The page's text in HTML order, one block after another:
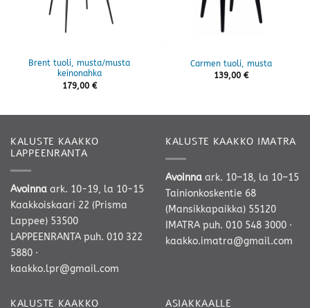
Brent tuoli, musta/musta
keinonahka
179,00 €
Carmen tuoli, musta
139,00 €
KALUSTE KAAKKO
LAPPEENRANTA
Avoinna ark. 10-19, la 10-15
Kaakkoiskaari 22 (Prisma
Lappee) 53500
LAPPEENRANTA puh. 010 322
5880 ·
kaakko.lpr@gmail.com
KALUSTE KAAKKO IMATRA
Avoinna ark. 10–18, la 10–15
Tainionkoskentie 68
(Mansikkapaikka) 55120
IMATRA puh. 010 548 3000 ·
kaakko.imatra@gmail.com
KALUSTE KAAKKO ASIAKKAALLE